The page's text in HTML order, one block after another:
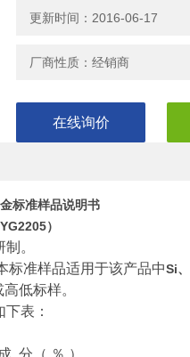
更新时间：2016-06-17
厂商性质：经销商
在线询价
标准样品说明书
）
。
标准样品适用于该产品中Si、
低标样。
表：
成 分（ ％ ）